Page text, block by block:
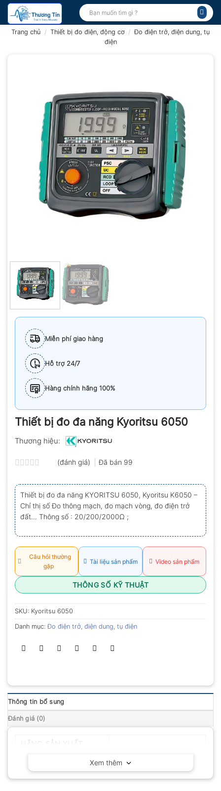
Bỏ
qua
Tìm
kiếm:
Trang chủ / Thiết bị đo điện, động cơ / Đo điện trở, điện dung, tụ
điện
Miễn phí giao hàng
Hỗ trợ 24/7
Hàng chính hãng 100%
Thiết bị đo đa năng Kyoritsu 6050
Thương hiệu:
xếp
hạng
0.0
5
sao
(đánh giá) Đã bán 99
Thiết bị đo đa năng KYORITSU 6050, Kyoritsu K6050 –
Chỉ thị số Đo thông mạch, đo mạch vòng, đo điện trở
đất… Thông số : 20/200/2000Ω ;
Câu hỏi thường
gặp
Tài liệu sản phẩm Video sản phẩm
THÔNG SỐ KỸ THUẬT
SKU: Kyoritsu 6050
Danh mục:Đo điện trở, điện dung, tụ điện
Thông tin bổ sung
Đánh giá (0)
Xem thêm